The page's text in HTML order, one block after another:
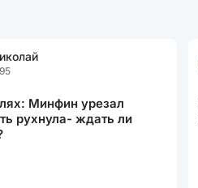
Минфин урезал
рухнула- ждать ли